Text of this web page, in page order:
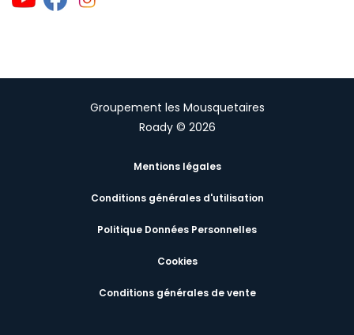
Groupement les Mousquetaires
Roady © 2026
Mentions légales
Conditions générales d'utilisation
Politique Données Personnelles
Cookies
Conditions générales de vente